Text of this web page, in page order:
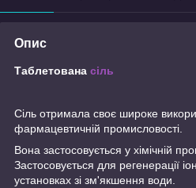
Опис
Таблетована сіль
Сіль отримала своє широке
фармацевтичній промисловості.
Вона застосовується у хімічній
Застосовується для регенерації
установках зі зм'якшення води.